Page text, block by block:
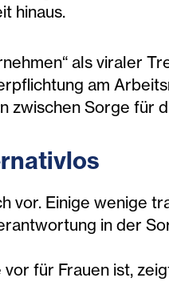
hinaus.
als viraler
am
zwischen Sorge für
vor. Einige wenige
in der
für Frauen ist,